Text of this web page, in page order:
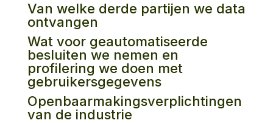
Van welke derde partijen we data
ontvangen
Wat voor geautomatiseerde
besluiten we nemen en
profilering we doen met
gebruikersgegevens
Openbaarmakingsverplichtingen
van de industrie